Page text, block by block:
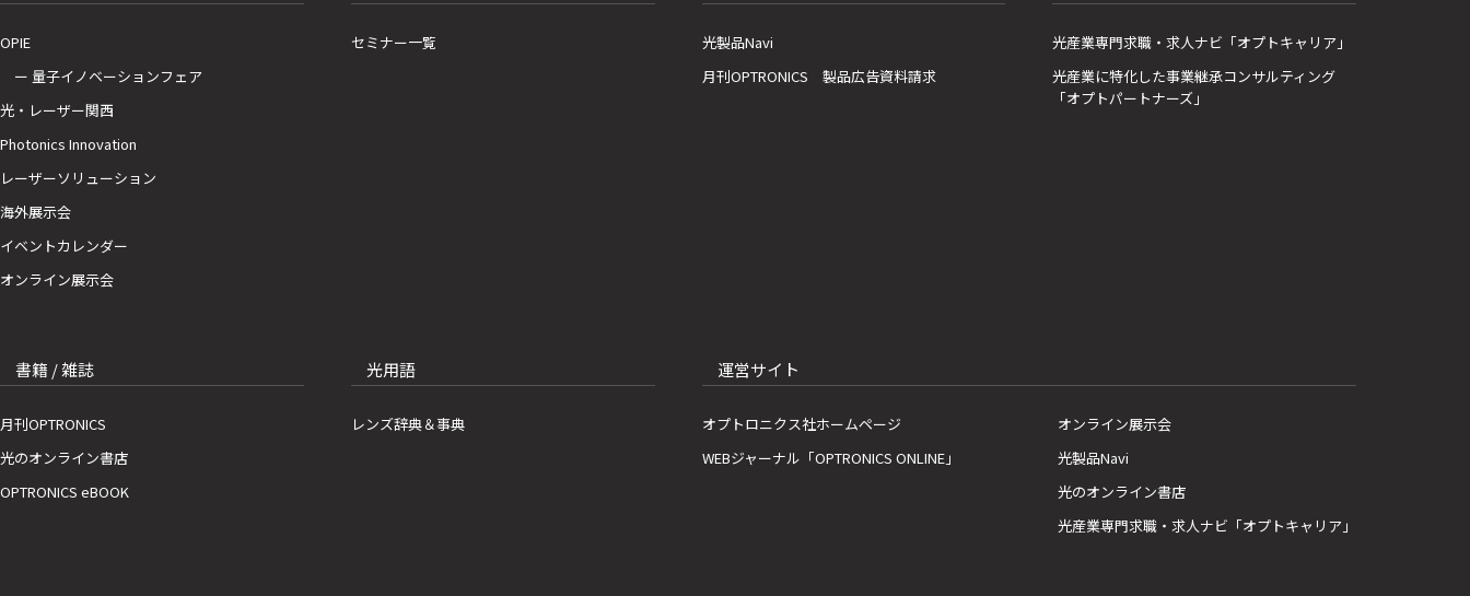
OPIE
ー 量子イノベーションフェア
光・レーザー関西
Photonics Innovation
レーザーソリューション
海外展示会
イベントカレンダー
オンライン展示会
セミナー一覧
光製品Navi
月刊OPTRONICS 製品広告資料請求
光産業専門求職・求人ナビ「オプトキャリア」
光産業に特化した事業継承コンサルティング
「オプトパートナーズ」
書籍 / 雑誌
月刊OPTRONICS
光のオンライン書店
OPTRONICS eBOOK
光用語
レンズ辞典＆事典
運営サイト
オプトロニクス社ホームページ
WEBジャーナル「OPTRONICS ONLINE」
オンライン展示会
光製品Navi
光のオンライン書店
光産業専門求職・求人ナビ「オプトキャリア」